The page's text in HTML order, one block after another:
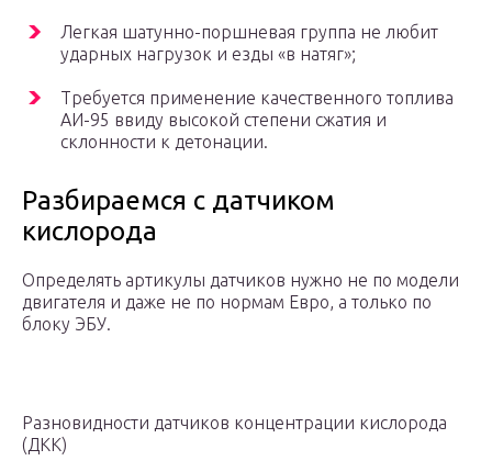
Легкая шатунно-поршневая группа не любит
ударных нагрузок и езды «в натяг»;
Требуется применение качественного топлива
АИ-95 ввиду высокой степени сжатия и
склонности к детонации.
Разбираемся с датчиком
кислорода
Определять артикулы датчиков нужно не по модели
двигателя и даже не по нормам Евро, а только по
блоку ЭБУ.
Разновидности датчиков концентрации кислорода
(ДКК)